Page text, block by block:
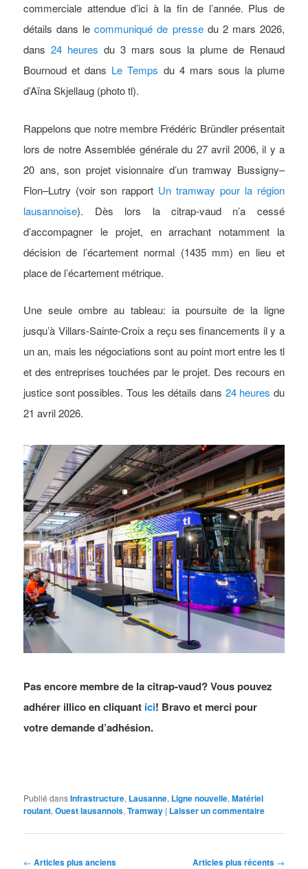
commerciale attendue d’ici à la fin de l’année. Plus de
détails dans lecommuniqué de pressedu 2 mars 2026,
dans 24 heures du 3 mars sous la plume de Renaud
Bournoud et dans Le Temps du 4 mars sous la plume
d’Aïna Skjellaug (photo tl).
Rappelons que notre membre Frédéric Bründler présentait
lors de notre Assemblée générale du 27 avril 2006, il y a
20 ans, son projet visionnaire d’un tramway Bussigny–
Flon–Lutry (voir son rapport Un tramway pour la région
lausannoise). Dès lors la citrap-vaud n’a cessé
d’accompagner le projet, en arrachant notamment la
décision de l’écartement normal (1435 mm) en lieu et
place de l’écartement métrique.
Une seule ombre au tableau: ia poursuite de la ligne
jusqu’à Villars-Sainte-Croix a reçu ses financements il y a
un an, mais les négociations sont au point mort entre les tl
et des entreprises touchées par le projet. Des recours en
justice sont possibles. Tous les détails dans 24 heures du
21 avril 2026.
Pas encore membre de la citrap-vaud? Vous pouvez
adhérer illico en cliquant ici! Bravo et merci pour
votre demande d’adhésion.
Publié dansInfrastructure, Lausanne, Ligne nouvelle,Matériel
roulant,Ouest lausannois,Tramway | Laisser un commentaire
Navigation
← Articles plus anciens Articles plus récents →